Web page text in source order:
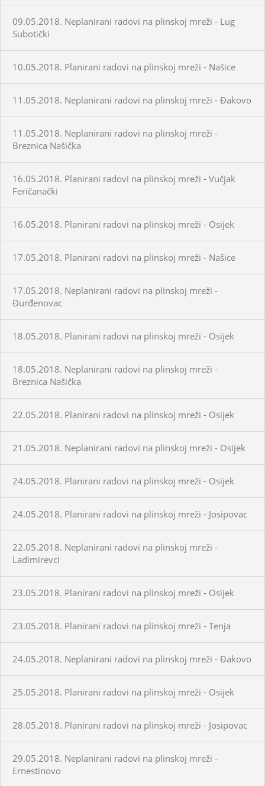
09.05.2018. Neplanirani radovi na plinskoj mreži - Lug
Subotički
10.05.2018. Planirani radovi na plinskoj mreži - Našice
11.05.2018. Neplanirani radovi na plinskoj mreži - Đakovo
11.05.2018. Neplanirani radovi na plinskoj mreži -
Breznica Našička
16.05.2018. Planirani radovi na plinskoj mreži - Vučjak
Feričanački
16.05.2018. Planirani radovi na plinskoj mreži - Osijek
17.05.2018. Planirani radovi na plinskoj mreži - Našice
17.05.2018. Neplanirani radovi na plinskoj mreži -
Đurđenovac
18.05.2018. Planirani radovi na plinskoj mreži - Osijek
18.05.2018. Neplanirani radovi na plinskoj mreži -
Breznica Našička
22.05.2018. Planirani radovi na plinskoj mreži - Osijek
21.05.2018. Neplanirani radovi na plinskoj mreži - Osijek
24.05.2018. Planirani radovi na plinskoj mreži - Osijek
24.05.2018. Planirani radovi na plinskoj mreži - Josipovac
22.05.2018. Neplanirani radovi na plinskoj mreži -
Ladimirevci
23.05.2018. Planirani radovi na plinskoj mreži - Osijek
23.05.2018. Planirani radovi na plinskoj mreži - Tenja
24.05.2018. Neplanirani radovi na plinskoj mreži - Đakovo
25.05.2018. Planirani radovi na plinskoj mreži - Osijek
28.05.2018. Planirani radovi na plinskoj mreži - Josipovac
29.05.2018. Neplanirani radovi na plinskoj mreži -
Ernestinovo